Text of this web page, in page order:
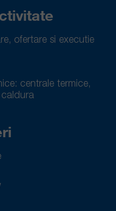
ofertare si executie
centrale termice,